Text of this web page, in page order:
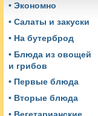
• Экономно
• Салаты и закуски
• На бутерброд
• Блюда из овощей
и грибов
• Первые блюда
• Вторые блюда